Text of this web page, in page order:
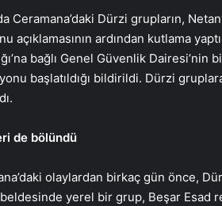
Ceramana’daki Dürzi grupların,
açıklamasının ardından kutlama
bağlı Genel Güvenlik
başlatıldığı bildirildi. Dürzi
de bölündü
olaylardan birkaç gün önce,
yerel bir grup, Beşar Esad